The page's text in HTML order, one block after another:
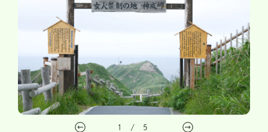
1 / 5